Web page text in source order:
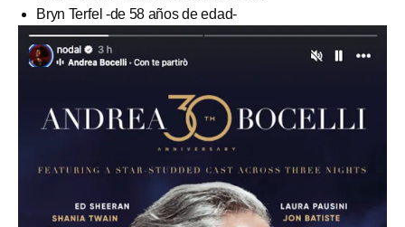
Bryn Terfel -de 58 años de edad-